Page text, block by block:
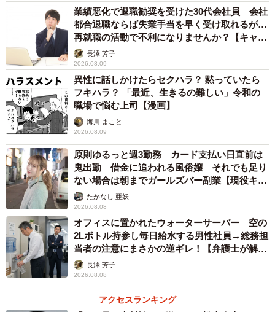
業績悪化で退職勧奨を受けた30代会社員 会社
都合退職ならば失業手当を早く受け取れるが…
再就職の活動で不利になりませんか？【キャリ
アカウンセラーが解説】
長澤 芳子
2026.08.09
異性に話しかけたらセクハラ？ 黙っていたら
フキハラ？ 「最近、生きるの難しい」令和の
職場で悩む上司【漫画】
海川 まこと
2026.08.09
原則ゆるっと週3勤務 カード支払い日直前は
鬼出勤 借金に追われる風俗嬢 それでも足り
ない場合は朝までガールズバー副業【現役キャ
ストに取材】
たかなし 亜妖
2026.08.08
オフィスに置かれたウォーターサーバー 空の
2Lボトル持参し毎日給水する男性社員→総務担
当者の注意にまさかの逆ギレ！【弁護士が解
説】長澤 芳子
2026.08.08
アクセスランキング